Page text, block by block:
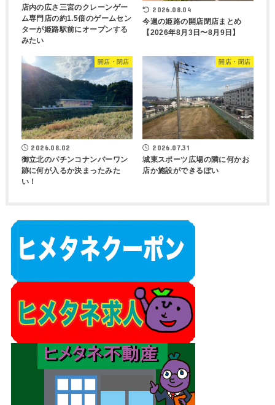
店内の広さ三宮のクレーンゲー
ム専門店の約1.5倍のゲームセン
ターが姫路駅前にオープンする
みたい
2026.08.04
今週の姫路の開店閉店まとめ
【2026年8月3日〜8月9日】
開店・閉店
2026.08.02
御立北のパチンコナンバーワン
跡に何が入るか決まったみた
い！
開店・閉店
2026.07.31
城東スポーツ広場の隣に何かお
店か施設ができるぽい